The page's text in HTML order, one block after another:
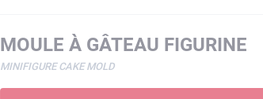
MOULE À GÂTEAU FIGURINE
MINIFIGURE CAKE MOLD